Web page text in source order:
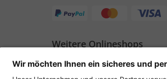
Weitere Onlineshops
Deutschland